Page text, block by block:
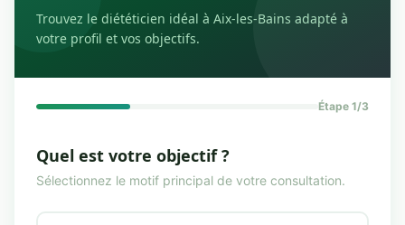
Trouvez le diététicien idéal à Aix-les-Bains adapté à
votre profil et vos objectifs.
Étape 1/3
Quel est votre objectif ?
Sélectionnez le motif principal de votre consultation.